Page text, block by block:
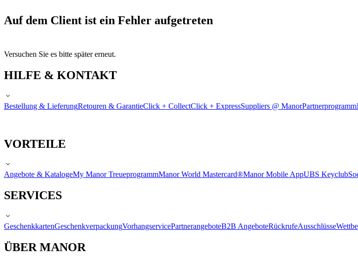
Auf dem Client ist ein Fehler aufgetreten
Versuchen Sie es bitte später erneut.
HILFE & KONTAKT
Bestellung & LieferungRetouren & GarantieClick + CollectClick + ExpressSuppliers @ ManorPartnerprogramm
VORTEILE
Angebote & KatalogeMy Manor TreueprogrammManor World Mastercard®Manor Mobile AppUBS Keyclub
SERVICES
GeschenkkartenGeschenkverpackungVorhangservicePartnerangeboteB2B AngeboteRückrufeAusschlüsse
ÜBER MANOR